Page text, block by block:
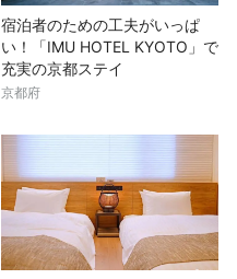
宿泊者のための工夫がいっぱ
い！「IMU HOTEL KYOTO」で
充実の京都ステイ
京都府